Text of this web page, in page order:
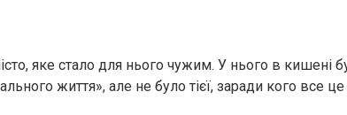
яке стало для нього чужим. У нього в кишені
життя», але не було тієї, заради кого все